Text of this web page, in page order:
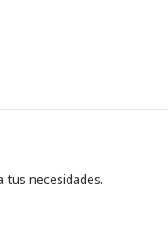
necesidades.